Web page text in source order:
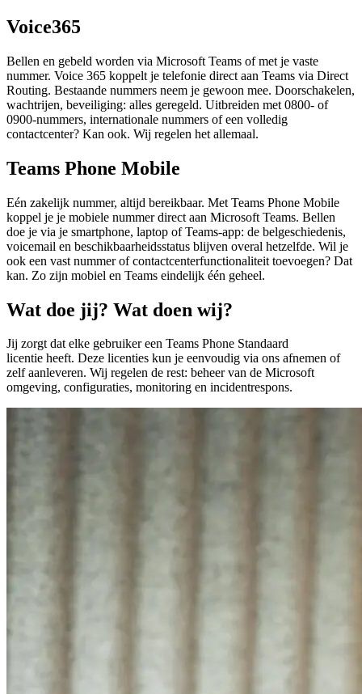
Voice365
Bellen en gebeld worden via Microsoft Teams of met je vaste
nummer. Voice 365 koppelt je telefonie direct aan Teams via Direct
Routing. Bestaande nummers neem je gewoon mee. Doorschakelen,
wachtrijen, beveiliging: alles geregeld. Uitbreiden met 0800- of
0900-nummers, internationale nummers of een volledig
contactcenter? Kan ook. Wij regelen het allemaal.
Teams Phone Mobile
Eén zakelijk nummer, altijd bereikbaar. Met Teams Phone Mobile
koppel je je mobiele nummer direct aan Microsoft Teams. Bellen
doe je via je smartphone, laptop of Teams-app: de belgeschiedenis,
voicemail en beschikbaarheidsstatus blijven overal hetzelfde. Wil je
ook een vast nummer of contactcenterfunctionaliteit toevoegen? Dat
kan. Zo zijn mobiel en Teams eindelijk één geheel.
Wat doe jij? Wat doen wij?
Jij zorgt dat elke gebruiker een Teams Phone Standaard
licentie heeft. Deze licenties kun je eenvoudig via ons afnemen of
zelf aanleveren. Wij regelen de rest: beheer van de Microsoft
omgeving, configuraties, monitoring en incidentrespons.